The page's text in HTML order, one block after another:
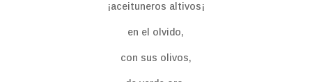
¡aceituneros altivos¡
en el olvido,
con sus olivos,